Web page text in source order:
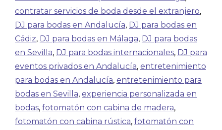
contratar servicios de boda desde el extranjero,
DJ para bodas en Andalucía, DJ para bodas en
Cádiz, DJ para bodas en Málaga, DJ para bodas
en Sevilla, DJ para bodas internacionales, DJ para
eventos privados en Andalucía, entretenimiento
para bodas en Andalucía, entretenimiento para
bodas en Sevilla, experiencia personalizada en
bodas, fotomatón con cabina de madera,
fotomatón con cabina rústica, fotomatón con